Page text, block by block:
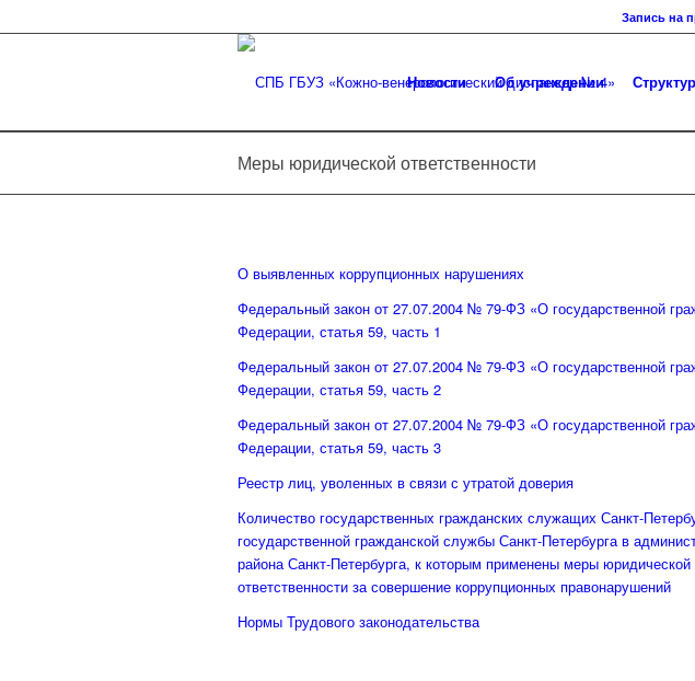
Запись на
Новости Об учреждении
Меры юридической ответственности
О выявленных коррупционных нарушениях
Федеральный закон от 27.07.2004 № 79-ФЗ «О государственной
Федерации, статья 59, часть 1
Федеральный закон от 27.07.2004 № 79-ФЗ «О государственной
Федерации, статья 59, часть 2
Федеральный закон от 27.07.2004 № 79-ФЗ «О государственной
Федерации, статья 59, часть 3
Реестр лиц, уволенных в связи с утратой доверия
Количество государственных гражданских служащих Санкт-
государственной гражданской службы Санкт-Петербурга в
района Санкт-Петербурга, к которым применены меры
ответственности за совершение коррупционных правонарушений
Нормы Трудового законодательства